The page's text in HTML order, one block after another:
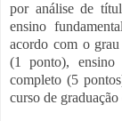
por análise de
ensino
acordo com o
(1 ponto), ensino
completo (5
curso de